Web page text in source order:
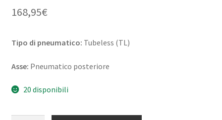
168,95€
Tipo di pneumatico: Tubeless (TL)
Asse: Pneumatico posteriore
20 disponibili